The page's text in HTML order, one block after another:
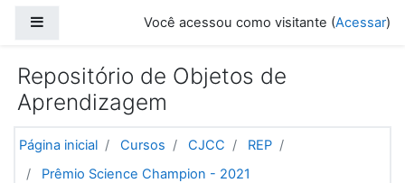
Você acessou como visitante (Acessar)
Repositório de Objetos de
Aprendizagem
Página inicial Cursos CJCC
REP
Prêmio Science Champion - 2021